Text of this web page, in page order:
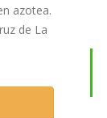
azotea.
de La